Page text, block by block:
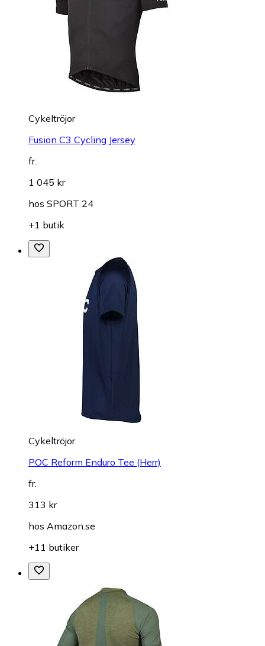
Cykeltröjor
Fusion C3 Cycling Jersey
fr.
1 045 kr
hos SPORT 24
+1 butik
Cykeltröjor
POC Reform Enduro Tee (Herr)
fr.
313 kr
hos Amazon.se
+11 butiker